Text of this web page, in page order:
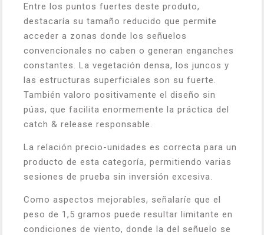
Entre los puntos fuertes deste produto,
destacaría su tamaño reducido que permite
acceder a zonas donde los señuelos
convencionales no caben o generan enganches
constantes. La vegetación densa, los juncos y
las estructuras superficiales son su fuerte.
También valoro positivamente el diseño sin
púas, que facilita enormemente la práctica del
catch & release responsable.
La relación precio-unidades es correcta para un
producto de esta categoría, permitiendo varias
sesiones de prueba sin inversión excesiva.
Como aspectos mejorables, señalaríe que el
peso de 1,5 gramos puede resultar limitante en
condiciones de viento, donde la del señuelo se